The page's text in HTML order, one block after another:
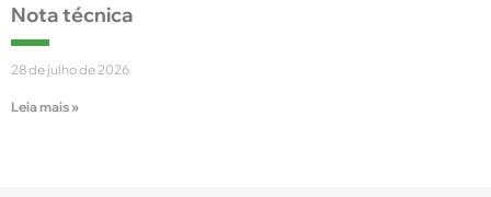
Nota técnica
28 de julho de 2026
Leia mais »